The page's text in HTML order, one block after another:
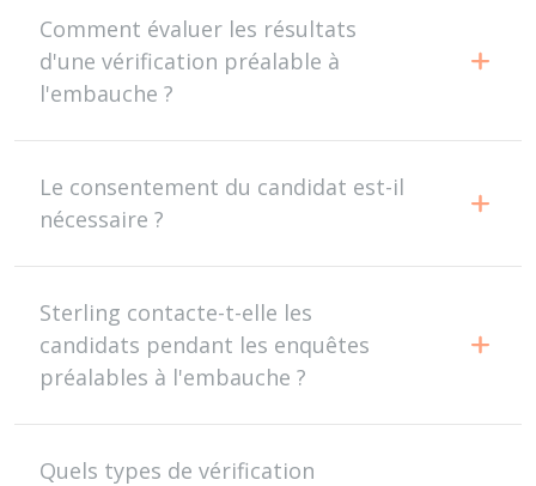
Comment évaluer les résultats
d'une vérification préalable à
l'embauche ?
Le consentement du candidat est-il
nécessaire ?
Sterling contacte-t-elle les
candidats pendant les enquêtes
préalables à l'embauche ?
Quels types de vérification